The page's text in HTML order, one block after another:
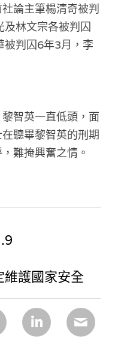
論主筆楊清奇被判
林文宗各被判囚
被判囚6年3月，李
智英一直低頭，面
聽畢黎智英的刑期
難掩興奮之情。
護國家安全